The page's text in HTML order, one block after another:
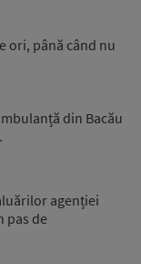
ori, până când nu
din Bacău
agenției
pas de